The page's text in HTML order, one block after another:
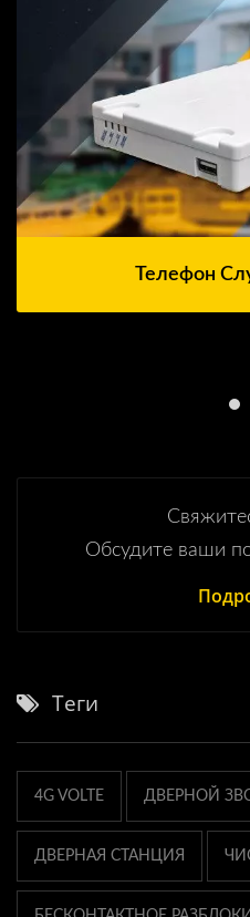
Телефон
Обсудите ваши
Теги
4G VOLTE ДВЕРНОЙ
ДВЕРНАЯ СТАНЦИЯ